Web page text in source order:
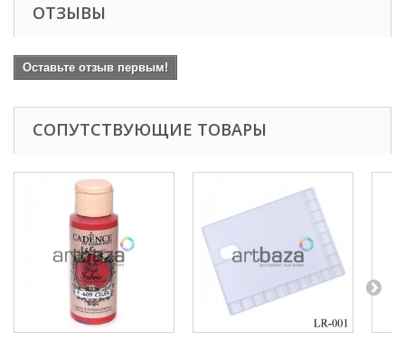
ОТЗЫВЫ
Оставьте отзыв первым!
СОПУТСТВУЮЩИЕ ТОВАРЫ